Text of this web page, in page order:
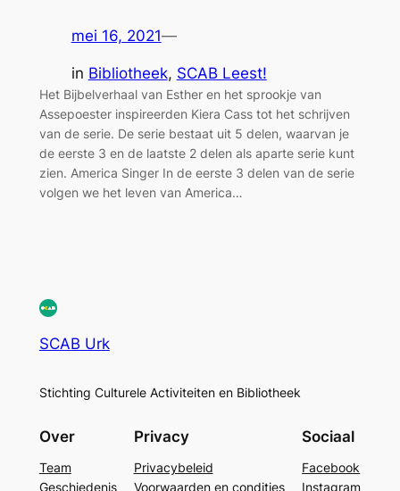
mei 16, 2021—
in Bibliotheek, SCAB Leest!
Het Bijbelverhaal van Esther en het sprookje van
Assepoester inspireerden Kiera Cass tot het schrijven
van de serie. De serie bestaat uit 5 delen, waarvan je
de eerste 3 en de laatste 2 delen als aparte serie kunt
zien. America Singer In de eerste 3 delen van de serie
volgen we het leven van America…
SCAB Urk
Stichting Culturele Activiteiten en Bibliotheek
Over
Team
Geschiedenis
Privacy
Privacybeleid
Voorwaarden en condities
Sociaal
Facebook
Instagram